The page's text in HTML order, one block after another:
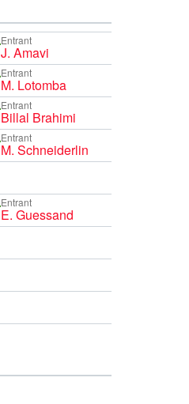
Entrant
J. Amavi
Entrant
M. Lotomba
Entrant
Billal Brahimi
Entrant
M. Schneiderlin
Entrant
E. Guessand